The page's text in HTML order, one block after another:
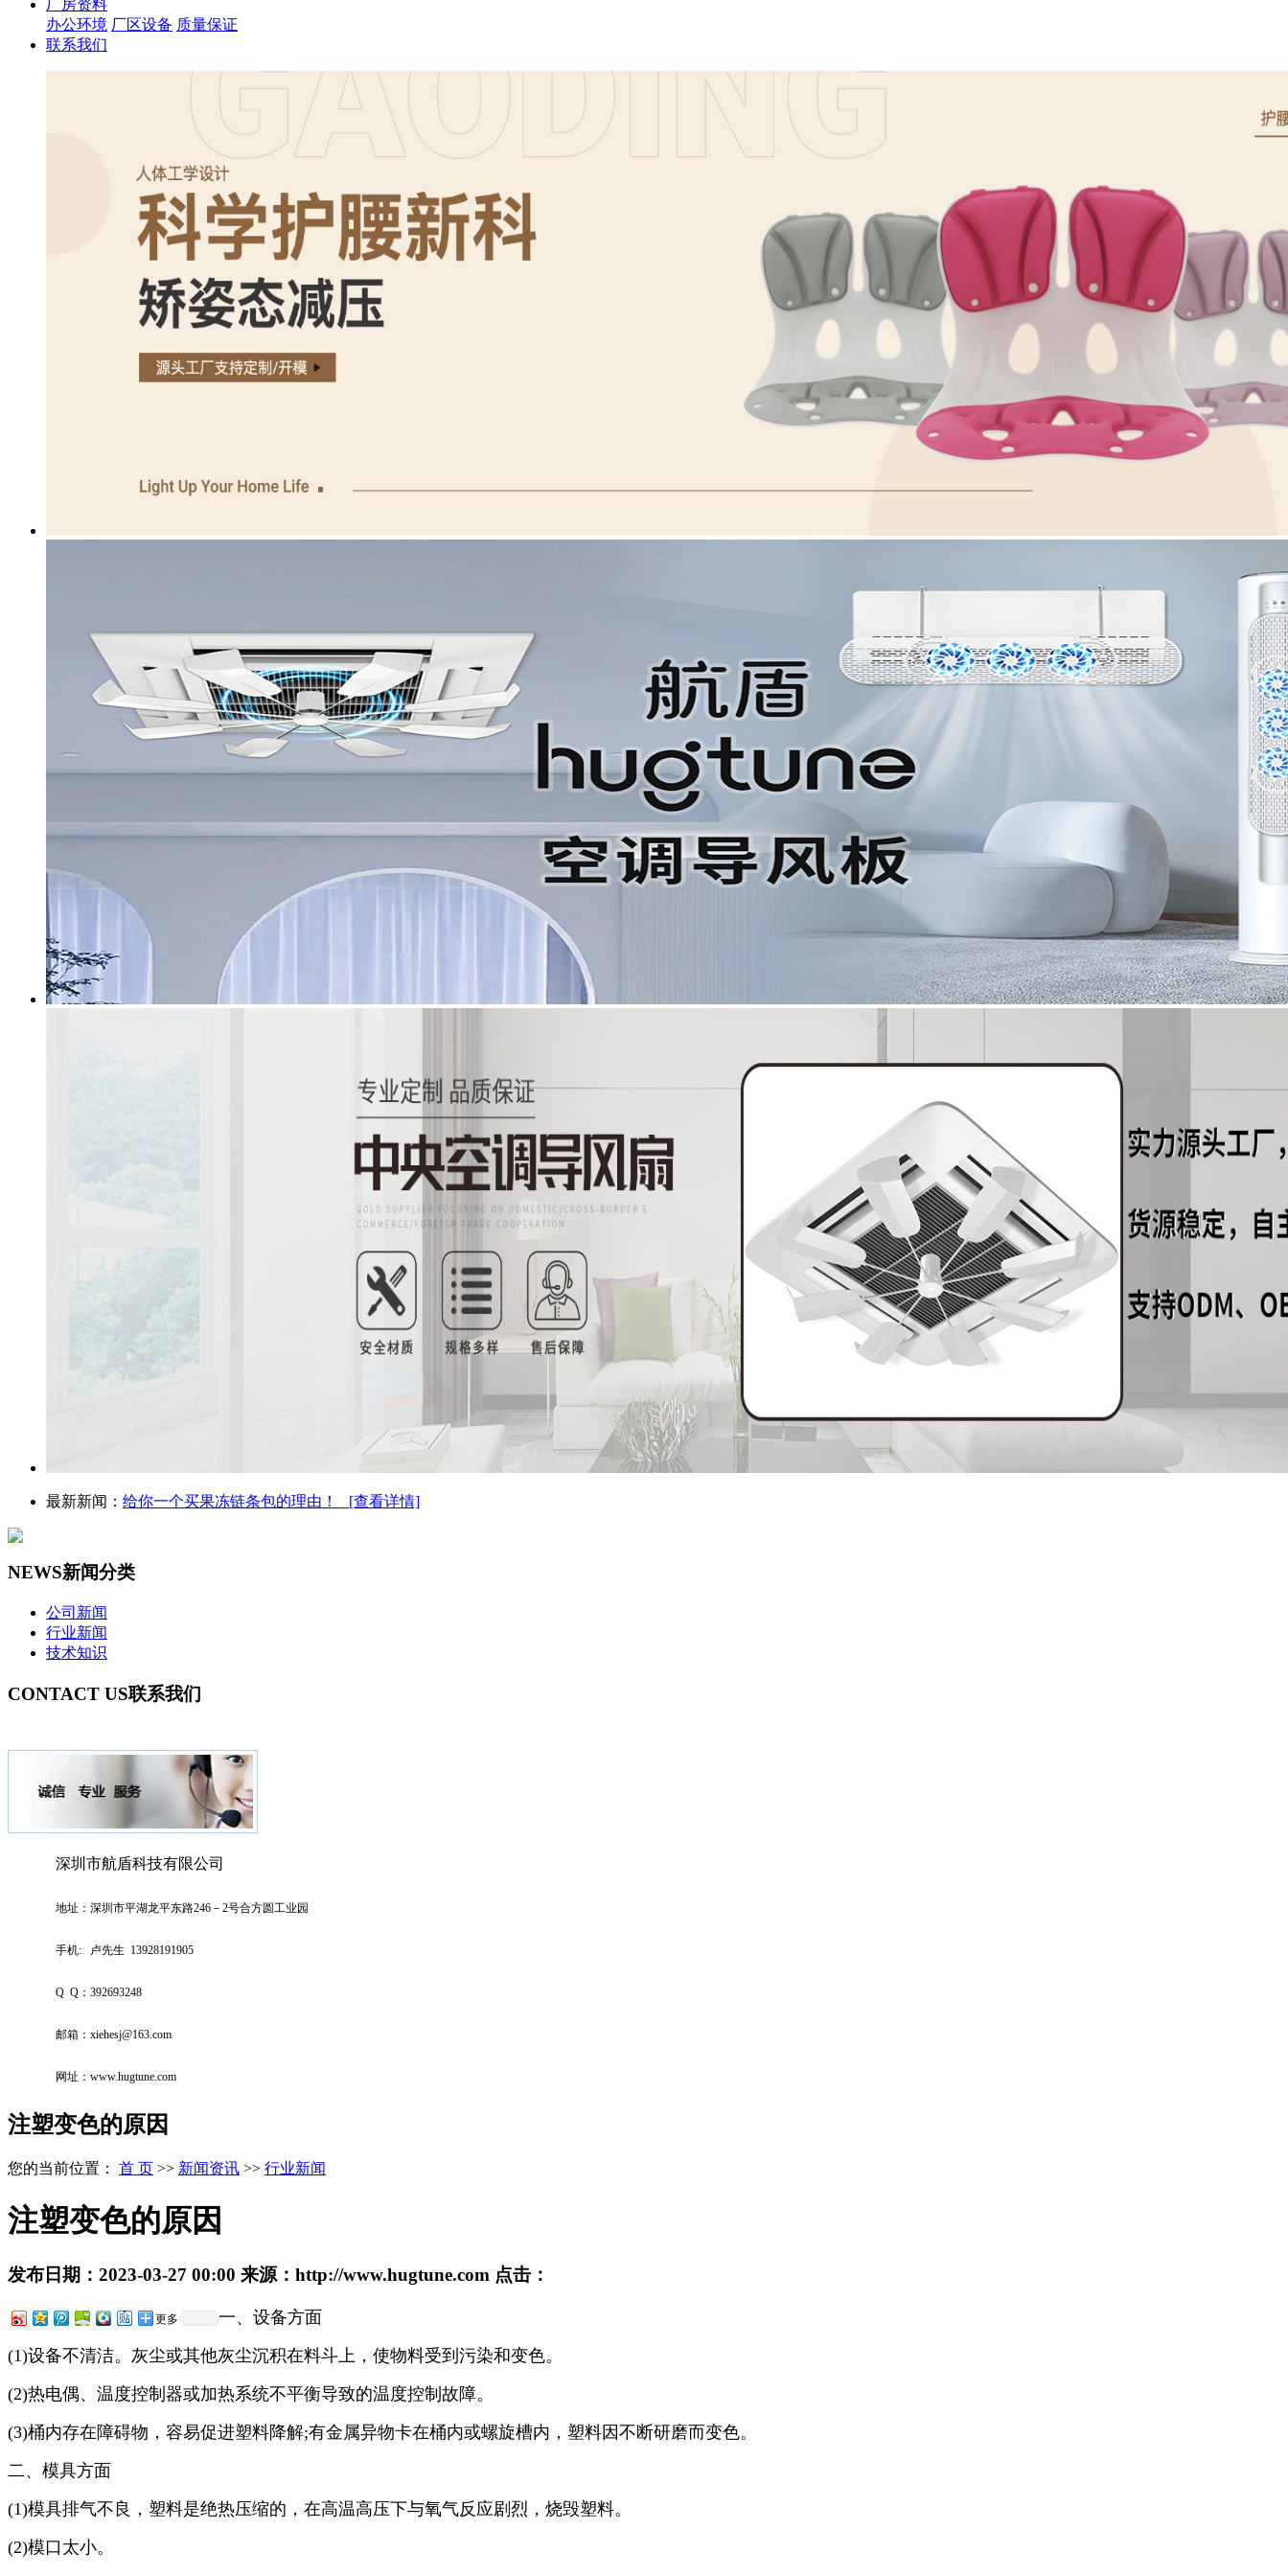
厂房资料
办公环境 厂区设备 质量保证
联系我们
最新新闻： 给你一个买果冻链条包的理由！ [查看详情]
NEWS新闻分类
公司新闻
行业新闻
技术知识
CONTACT US联系我们
深圳市航盾科技有限公司
地址：深圳市平湖龙平东路246－2号合方圆工业园
手机: 卢先生 13928191905
Q Q：392693248
邮箱： xiehesj@163.com
网址： www.hugtune.com
注塑变色的原因
您的当前位置： 首 页 >> 新闻资讯 >> 行业新闻
注塑变色的原因
发布日期： 2023-03-27 00:00 来源： http://www.hugtune.com 点击：
更多
一、设备方面
(1)设备不清洁。灰尘或其他灰尘沉积在料斗上，使物料受到污染和变色。
(2)热电偶、温度控制器或加热系统不平衡导致的温度控制故障。
(3)桶内存在障碍物，容易促进塑料降解;有金属异物卡在桶内或螺旋槽内，塑料因不断研磨而变色。
二、模具方面
(1)模具排气不良，塑料是绝热压缩的，在高温高压下与氧气反应剧烈，烧毁塑料。
(2)模口太小。